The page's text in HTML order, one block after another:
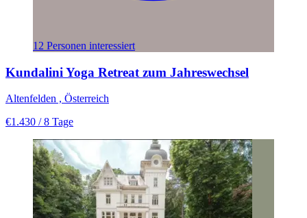
12 Personen interessiert
Kundalini Yoga Retreat zum Jahreswechsel
Altenfelden , Österreich
€1.430 / 8 Tage